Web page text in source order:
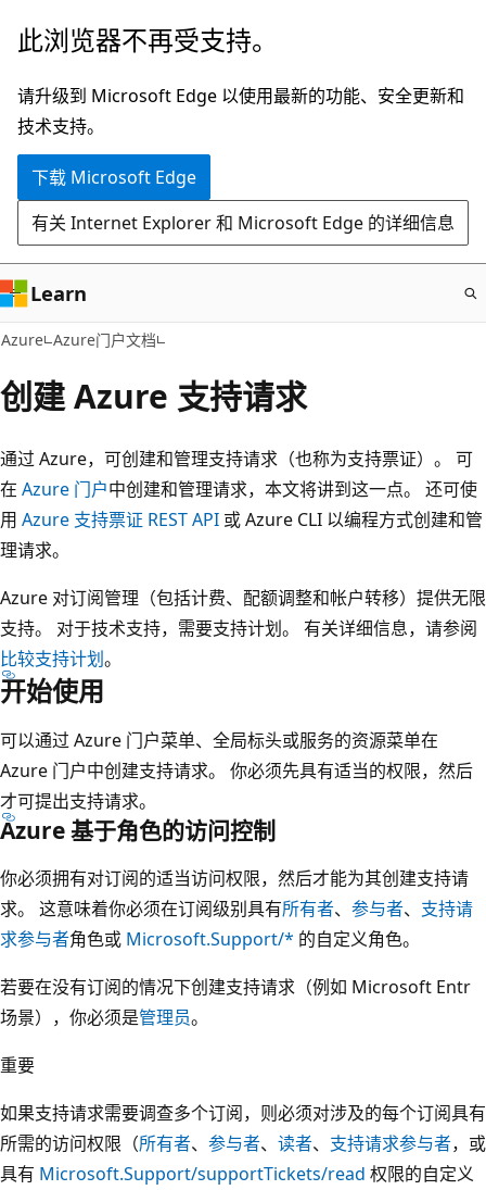
跳
主
要
内
此浏览器不再受支持。
请升级到 Microsoft Edge 以使用最新的功能、安全更新和
技术支持。
下载 Microsoft Edge
有关 Internet Explorer 和 Microsoft Edge 的详细信息
Learn
Azure Azure门户文档
创建 Azure 支持请求
通过 Azure，可创建和管理支持请求（也称为支持票证）。 可
在 Azure 门户中创建和管理请求，本文将讲到这一点。 还可使
用 Azure 支持票证 REST API 或 Azure CLI 以编程方式创建和管
理请求。
Azure 对订阅管理（包括计费、配额调整和帐户转移）提供无限
支持。 对于技术支持，需要支持计划。 有关详细信息，请参阅
比较支持计划。
开始使用
可以通过 Azure 门户菜单、全局标头或服务的资源菜单在
Azure 门户中创建支持请求。 你必须先具有适当的权限，然后
才可提出支持请求。
Azure 基于角色的访问控制
你必须拥有对订阅的适当访问权限，然后才能为其创建支持请
求。 这意味着你必须在订阅级别具有所有者、 参与者、 支持请
求参与者角色或 Microsoft.Support/* 的自定义角色。
若要在没有订阅的情况下创建支持请求（例如 Microsoft Entr
场景），你必须是管理员。
重要
如果支持请求需要调查多个订阅，则必须对涉及的每个订阅具有
所需的访问权限（所有者、 参与者、 读者、 支持请求参与者，或
具有 Microsoft.Support/supportTickets/read 权限的自定义